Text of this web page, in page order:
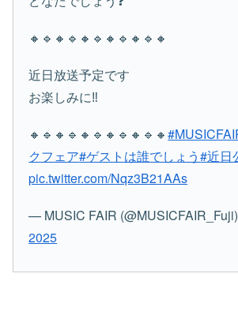
🔸🔹🔸🔹🔸🔹🔸🔹🔸🔹🔸
近日放送予定です
お楽しみに‼️
🔸🔹🔸🔹🔸🔹🔸🔹🔸🔹🔸
クフェア#ゲストは誰でしょう#近日
pic.twitter.com/Nqz3B21AAs
— MUSIC FAIR (@MUSICFAIR_Fuji)
2025